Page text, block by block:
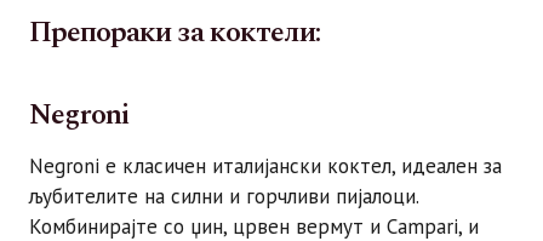
Препораки за коктели:
Negroni
Negroni е класичен италијански коктел, идеален за
љубителите на силни и горчливи пијалоци.
Комбинирајте со џин, црвен вермут и Campari, и